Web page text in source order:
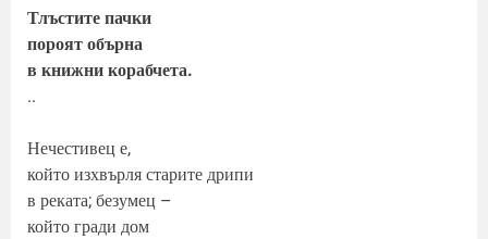
Тлъстите пачки
пороят обърна
в книжни корабчета.
..
Нечестивец е,
който изхвърля старите дрипи
в реката; безумец –
който гради дом